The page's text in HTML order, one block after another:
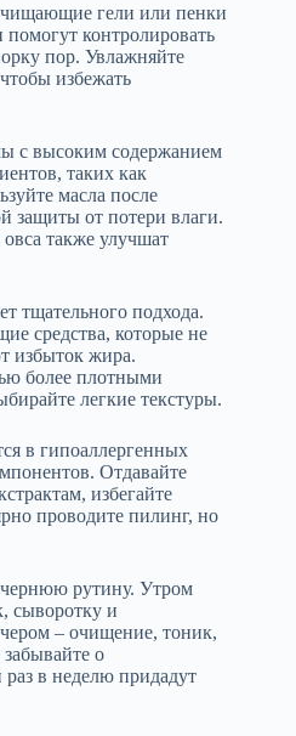
гели или пенки
контролировать
пор. Увлажняйте
избежать
с высоким содержанием
таких как
масла после
защиты от потери влаги.
также улучшат
тщательного подхода.
средства, которые не
избыток жира.
более плотными
легкие текстуры.
в гипоаллергенных
Отдавайте
избегайте
проводите пилинг, но
рутину. Утром
сыворотку и
– очищение, тоник,
о
в неделю придадут